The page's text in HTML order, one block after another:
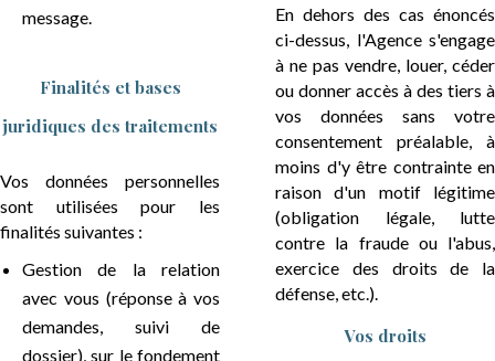
message.
Finalités et bases
juridiques des traitements
Vos données personnelles
sont utilisées pour les
finalités suivantes :
Gestion de la relation
avec vous (réponse à vos
demandes, suivi de
dossier), sur le fondement
En dehors des cas énoncés
ci-dessus, l'Agence s'engage
à ne pas vendre, louer, céder
ou donner accès à des tiers à
vos données sans votre
consentement préalable, à
moins d'y être contrainte en
raison d'un motif légitime
(obligation légale, lutte
contre la fraude ou l'abus,
exercice des droits de la
défense, etc.).
Vos droits